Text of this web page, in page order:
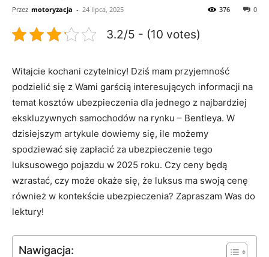
Przez motoryzacja - 24 lipca, 2025 0
376
3.2/5 - (10 votes)
Witajcie kochani czytelnicy! Dziś mam przyjemność
podzielić ⁢się z ‌Wami garścią interesujących ⁢informacji na
temat kosztów‍ ubezpieczenia dla jednego z najbardziej
ekskluzywnych samochodów na⁤ rynku – ‍Bentleya. W
dzisiejszym artykule dowiemy się, ile możemy
spodziewać się zapłacić za ubezpieczenie tego
luksusowego pojazdu⁤ w 2025 roku. Czy ‍ceny będą
wzrastać, czy ⁤może okaże się, ⁤że ⁤luksus ma swoją ⁤cenę ​
również w ⁤kontekście ubezpieczenia? Zapraszam Was ⁣do
lektury!
Nawigacja: